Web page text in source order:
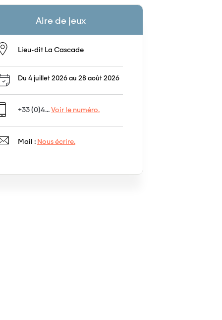
Aire de jeux
Lieu-dit La Cascade
Du 4 juillet 2026 au 28 août 2026
+33 (0)4... Voir le numéro.
Mail : Nous écrire.